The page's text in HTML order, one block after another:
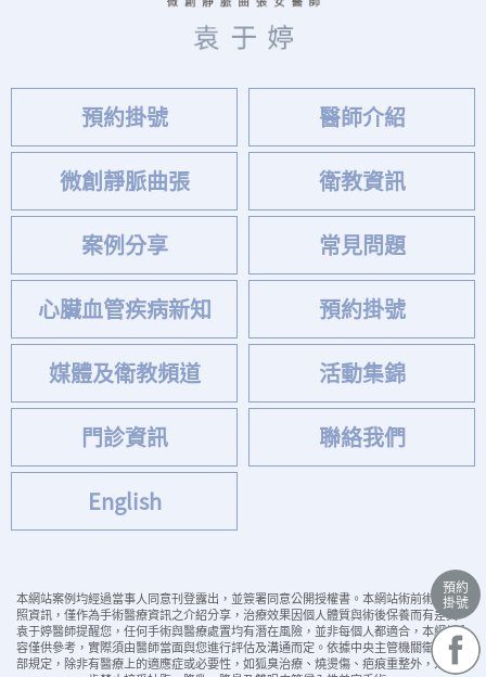
預約
掛號
醫師介紹
心臟血管疾病新知
微創靜脈曲張
媒體及衛教頻道 活動集錦
衛教資訊
案例分享
門診資訊
常見問題
聯絡我們
English
預約掛號
預約掛號
本網站案例均經過當事人同意刊登露出，並簽署同意公開授權書。本網站術前術後案例
照資訊，僅作為手術醫療資訊之介紹分享，治療效果因個人體質與術後保養而有差異。
袁于婷醫師提醒您，任何手術與醫療處置均有潛在風險，並非每個人都適合，本網站內
容僅供參考，實際須由醫師當面與您進行評估及溝通而定。依據中央主管機關衛生福利
部規定，除非有醫療上的適應症或必要性，如狐臭治療、燒燙傷、疤痕重整外，未滿18